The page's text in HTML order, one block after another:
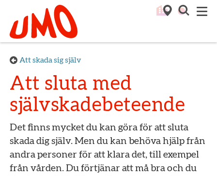
Till startsidan för Umo
Att skada sig själv
Att sluta med
självskadebeteende
Det finns mycket du kan göra för att sluta
skada dig själv. Men du kan behöva hjälp från
andra personer för att klara det, till exempel
från vården. Du förtjänar att må bra och du